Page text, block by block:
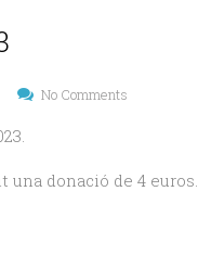
No Comments
una donació de 4 euros.